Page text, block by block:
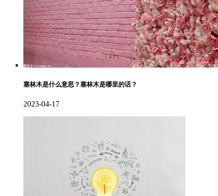
塞林木是什么意思？塞林木是哪里的话？
2023-04-17